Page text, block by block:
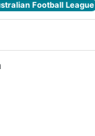
Football League